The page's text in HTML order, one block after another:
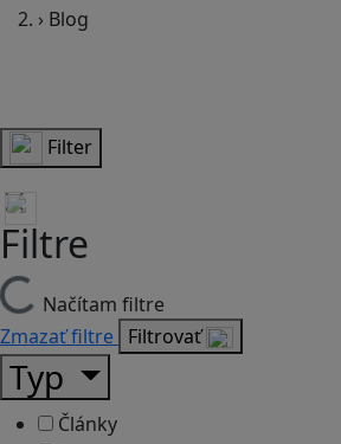
› Blog
Filter
Filtre
Načítam filtre
Zmazať filtre Filtrovať
Typ
Články